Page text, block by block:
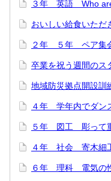
３年 英語 Who
おいしい給食いただ
２年 ５年 ペア集
卒業を祝う週間のス
地域防災拠点開設訓
４年 学年内でダン
５年 図工 彫って
４年 社会 寄木細
６年 理科 電気の